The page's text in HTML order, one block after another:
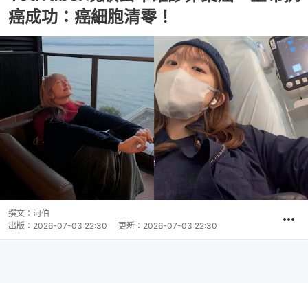
癌成功：癌細胞清零！
撰文： 河伯
出版： 2026-07-03 22:30 更新： 2026-07-03 22:30